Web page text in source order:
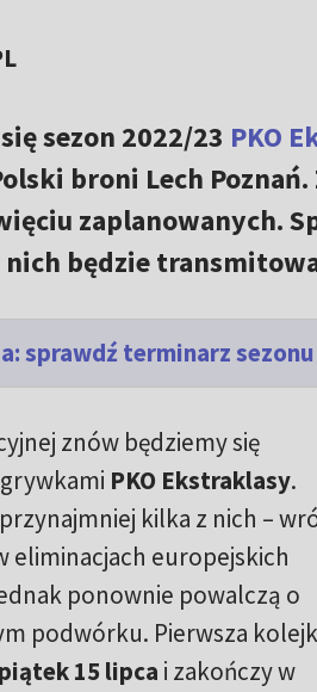
sezon 2022/23 PKO
broni Lech
zaplanowanych.
będzie
sprawdź terminarz
znów będziemy się
PKO Ekstraklasy.
kilka z nich –
eliminacjach europejskich
ponownie powalczą o
podwórku. Pierwsza
15 lipca i zakończy w